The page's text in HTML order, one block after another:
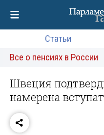
Статьи
Все о пенсиях в России
Швеция
намерена